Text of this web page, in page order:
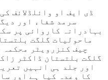
ڈی ایف او وائلڈلائف
سرمد شفاء اور
بہادرانہ کاروائی پر
ماحولیات گلگت
چیف کنزرویٹر محکمہ
گلگت بلتستان ڈاکٹر
اور جلد ہی انہیں
کا وعدہ کیا ہے اور